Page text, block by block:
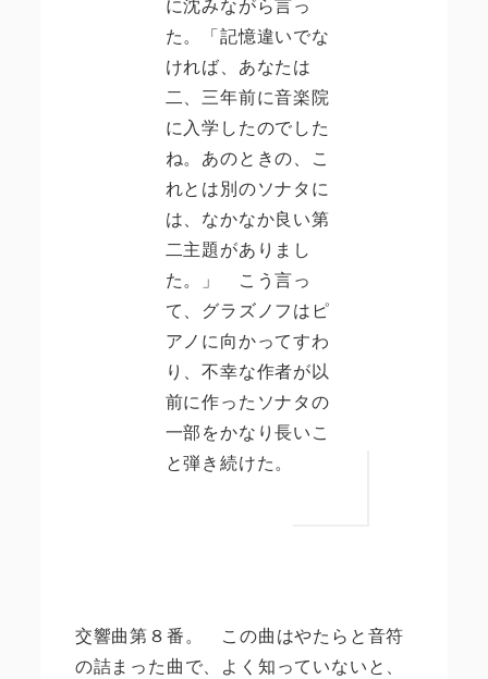
に沈みながら言っ
た。「記憶違いでな
ければ、あなたは
二、三年前に音楽院
に入学したのでした
ね。あのときの、こ
れとは別のソナタに
は、なかなか良い第
二主題がありまし
た。」 こう言っ
て、グラズノフはピ
アノに向かってすわ
り、不幸な作者が以
前に作ったソナタの
一部をかなり長いこ
と弾き続けた。
交響曲第８番。 この曲はやたらと音符
の詰まった曲で、よく知っていないと、